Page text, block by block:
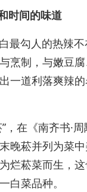
时间的味道
最勾人的热辣不
烹制，与嫩豆腐
一道利落爽辣
，在《南齐书·
晚菘并列为菜
烂菘菜而生，
白菜品种。